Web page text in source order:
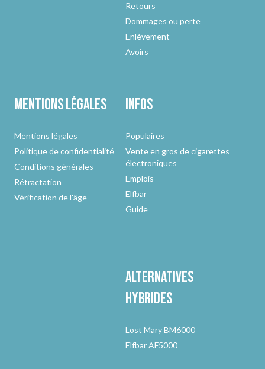
Retours
Dommages ou perte
Enlèvement
Avoirs
Mentions légales
Mentions légales
Politique de confidentialité
Conditions générales
Rétractation
Vérification de l'âge
Infos
Populaires
Vente en gros de cigarettes
électroniques
Emplois
Elfbar
Guide
Alternatives
hybrides
Lost Mary BM6000
Elfbar AF5000